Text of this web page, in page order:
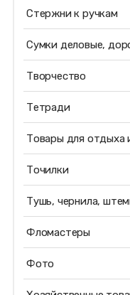
Стержни к ручкам
Сумки деловые,
Творчество
Тетради
Товары для отдыха
Точилки
Тушь, чернила,
Фломастеры
Фото